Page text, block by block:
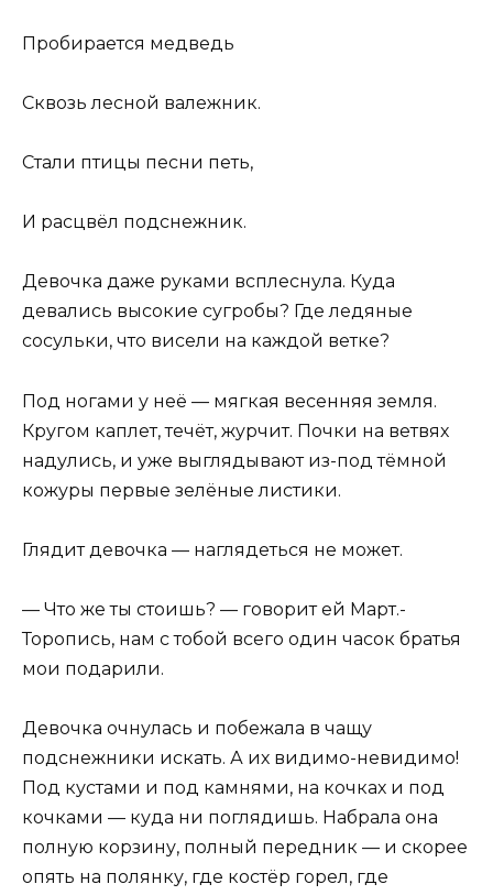
Пробирается медведь
Сквозь лесной валежник.
Стали птицы песни петь,
И расцвёл подснежник.
Девочка даже руками всплеснула. Куда
девались высокие сугробы? Где ледяные
сосульки, что висели на каждой ветке?
Под ногами у неё — мягкая весенняя земля.
Кругом каплет, течёт, журчит. Почки на ветвях
надулись, и уже выглядывают из-под тёмной
кожуры первые зелёные листики.
Глядит девочка — наглядеться не может.
— Что же ты стоишь? — говорит ей Март.-
Торопись, нам с тобой всего один часок братья
мои подарили.
Девочка очнулась и побежала в чащу
подснежники искать. А их видимо-невидимо!
Под кустами и под камнями, на кочках и под
кочками — куда ни поглядишь. Набрала она
полную корзину, полный передник — и скорее
опять на полянку, где костёр горел, где